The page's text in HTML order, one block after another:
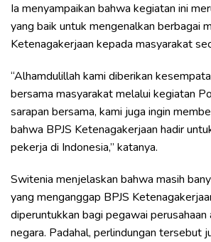
Ia menyampaikan bahwa kegiatan ini
yang baik untuk mengenalkan berbagai
Ketenagakerjaan kepada masyarakat
“Alhamdulillah kami diberikan
bersama masyarakat melalui kegiatan
sarapan bersama, kami juga ingin
bahwa BPJS Ketenagakerjaan hadir
pekerja di Indonesia,” katanya.
Switenia menjelaskan bahwa masih
yang menganggap BPJS
diperuntukkan bagi pegawai
negara. Padahal, perlindungan tersebut